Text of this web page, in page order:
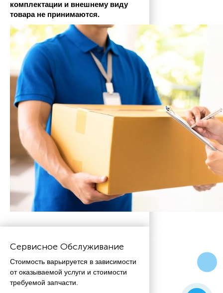
комплектации и внешнему виду
товара не принимаются.
Сервисное Обслуживание
Стоимость варьируется в зависимости
от оказываемой услуги и стоимости
требуемой запчасти.